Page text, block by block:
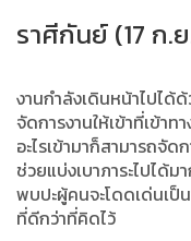
ราศีกันย์ (17 ก.
งานกำลังเดินหน้าไปได้
จัดการงานให้เข้าที่เข้า
อะไรเข้ามาก็สามารถจั
ช่วยแบ่งเบาภาระไปได้
พบปะผู้คนจะโดดเด่นเป็
ที่ดีกว่าที่คิดไว้